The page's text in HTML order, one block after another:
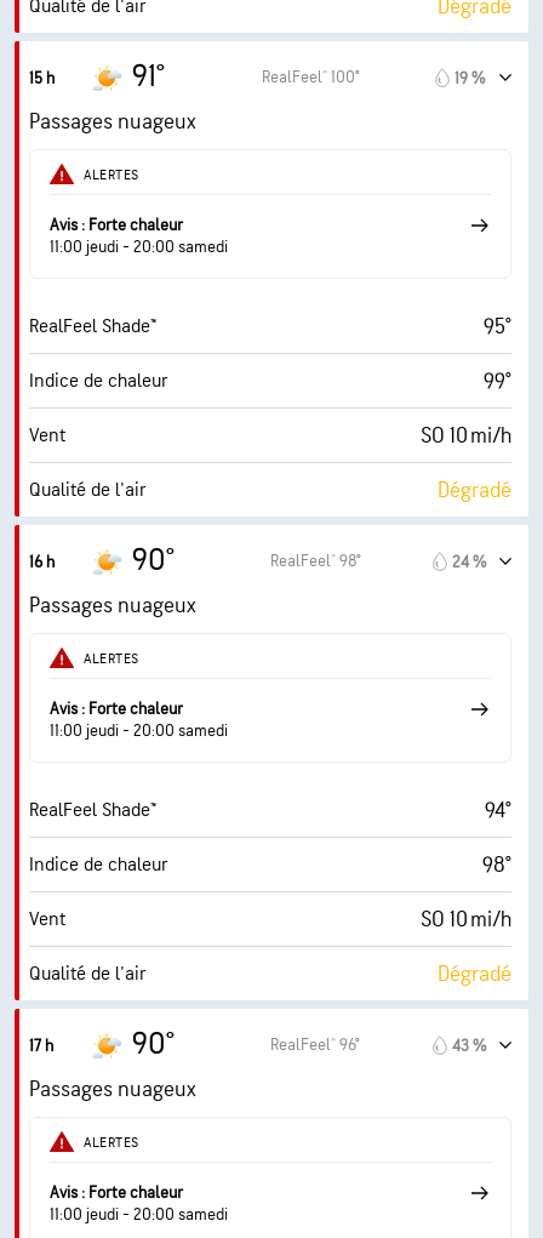
Qualité de l'air Dégradé
Indice UV maximal
Rafales
Humidité
Point de rosée 72° F
Couverture nuageuse 65 %
Visibilité 10 mi
Plafond nuageux 30000 pi
15 h 91° RealFeel® 100° 19 %
Passages nuageux
ALERTES
Avis : Forte chaleur
11:00 jeudi - 20:00 samedi
RealFeel Shade™ 95°
Indice de chaleur 99°
Vent SO 10 mi/h
Qualité de l'air Dégradé
Indice UV maximal
Rafales
Humidité
Point de rosée 72° F
Couverture nuageuse 69 %
Visibilité 10 mi
Plafond nuageux 30000 pi
16 h 90° RealFeel® 98° 24 %
Passages nuageux
ALERTES
Avis : Forte chaleur
11:00 jeudi - 20:00 samedi
RealFeel Shade™ 94°
Indice de chaleur 98°
Vent SO 10 mi/h
Qualité de l'air Dégradé
Indice UV maximal
Rafales
Humidité
Point de rosée 72° F
17 h 90° RealFeel® 96° 43 %
Passages nuageux
ALERTES
Avis : Forte chaleur
11:00 jeudi - 20:00 samedi